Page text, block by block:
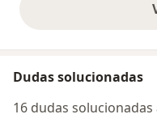
Dudas solucionadas
16 dudas